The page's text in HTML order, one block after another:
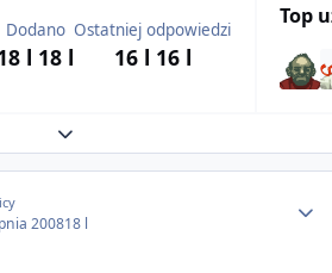
Dodano
l 18 l
Ostatniej odpowiedzi
16 l 16 l
Top
Expand topic overview
200818 l